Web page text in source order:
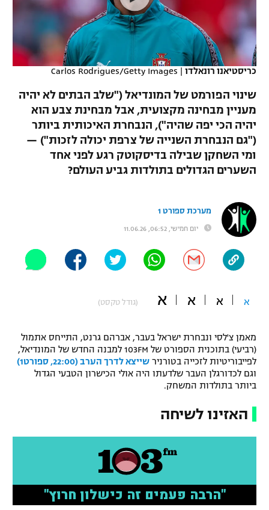
רץ ברשת
תוצאות
לוח שידורים
ברחבה
"מחצית בשכונה" – פודקאסט
משתתפים וזוכים בפרסים
תקנון משתתפים וזוכים בפרסים
תקנון עבור פעילות ספורט 1 – "מרלן"
טניס
גיימינג E-Sports
תנאי שימוש
רשיון להקרנה פומבית לבית עסק
בית"ר ירושלים
מכבי תל אביב
הפועל תל אביב
הפועל חיפה
הפועל באר שבע
מכבי נתניה
ליגה צרפתית
ליגה הולנדית
ליגה סינית
ליגה ברזילאית
ליגות נוספות
הפועל חולון
הפועל ירושלים
דני אבדיה
כדורעף
שחייה
אגרוף
ספורט אולימפי
UFC
היאבקות WWE
אופניים
ספורט מוטורי
בייסבול MLB
ספורט אתגרי ואקסטרים
כריסטיאנו רונאלדו |
Carlos Rodrigues/Getty Images
שינוי הפורמט של המונדיאל ("שלב הבתים לא יהיה
מעניין מבחינה מקצועית, אבל מבחינת צבע הוא
יהיה הכי יפה שהיה"), הנבחרת האיכותית ביותר
("גם הנבחרת השנייה של צרפת יכולה לזכות") —
ומי השחקן שבילה בדיסקוטק רגע לפני אחד
השערים הגדולים בתולדות גביע העולם?
מערכת ספורט 1
יום חמישי, 06:52, 11.06.26
א א א א (גודל טקסט)
מאמן צ'לסי ונבחרת ישראל בעבר, אברהם גרנט, התייחס אתמול
(רביעי) בתוכנית הספורט של 103FM למבנה החדש של המונדיאל,
לפייבוריטיות לזכייה בטורניר שייצא לדרך הערב (22:00, ספורט1)
וגם לכדורגלן העבר שלדעתו היה אולי הכישרון הטבעי הגדול
ביותר בתולדות המשחק.
האזינו לשיחה